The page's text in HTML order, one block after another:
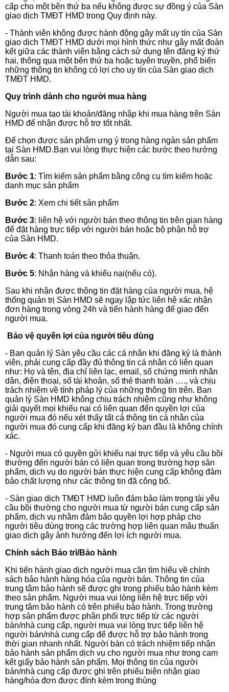
cấp cho một bên thứ ba nếu không được sự đồng ý của Sàn
giao dịch TMĐT HMD trong Quy định này.
- Thành viên không được hành động gây mất uy tín của Sàn
giao dịch TMĐT HMD dưới mọi hình thức như gây mất đoàn
kết giữa các thành viên bằng cách sử dụng tên đăng ký thứ
hai, thông qua một bên thứ ba hoặc tuyên truyền, phổ biến
những thông tin không có lợi cho uy tín của Sàn giao dịch
TMĐT HMD.
Quy trình dành cho người mua hàng
Người mua tạo tài khoản/đăng nhập khi mua hàng trên Sàn
HMD để nhận được hỗ trợ tốt nhất.
Để chọn được sản phẩm ưng ý trong hàng ngàn sản phẩm
tại Sàn HMD.Bạn vui lòng thực hiện các bước theo hướng
dẫn sau:
Bước 1: Tìm kiếm sản phẩm bằng công cụ tìm kiếm hoặc
danh mục sản phẩm
Bước 2: Xem chi tiết sản phẩm
Bước 3: liên hệ với người bán theo thông tin trên gian hàng
để đặt hàng trực tiếp với người bán hoặc bộ phận hỗ trợ
của Sàn HMD.
Bước 4: Thanh toán theo thỏa thuận.
Bước 5: Nhận hàng và khiếu nại(nếu có).
Sau khi nhận được thông tin đặt hàng của người mua, hệ
thống quản trị Sàn HMD sẽ ngay lập tức liên hệ xác nhận
đơn hàng trong vòng 24h và tiến hành hàng để giao đến
người mua.
Bảo vệ quyền lợi của người tiêu dùng
- Ban quản lý Sàn yêu cầu các cá nhân khi đăng ký là thành
viên, phải cung cấp đầy đủ thông tin cá nhân có liên quan
như: Họ và tên, địa chỉ liên lạc, email, số chứng minh nhân
dân, điện thoại, số tài khoản, số thẻ thanh toán …., và chịu
trách nhiệm về tính pháp lý của những thông tin trên. Ban
quản lý Sàn HMD không chịu trách nhiệm cũng như không
giải quyết mọi khiếu nại có liên quan đến quyền lợi của
người mua đó nếu xét thấy tất cả thông tin cá nhân của
người mua đó cung cấp khi đăng ký ban đầu là không chính
xác.
- Người mua có quyền gửi khiếu nại trực tiếp và yêu cầu bồi
thường đến người bán có liên quan trong trường hợp sản
phẩm, dịch vụ do người bán thực hiện cung cấp không đảm
bảo chất lượng như các thông tin đã công bố.
- Sàn giao dịch TMĐT HMD luôn đảm bảo làm trọng tài yêu
cầu bồi thường cho người mua từ người bán cung cấp sản
phẩm, dịch vụ nhằm đảm bảo quyền lợi hợp pháp cho
người tiêu dùng trong các trường hợp liên quan mâu thuẩn
giao dịch gây ảnh hưởng đến lợi ích người mua.
Chính sách Bảo trì/Bảo hành
Khi tiến hành giao dịch người mua cần tìm hiểu về chính
sách bảo hành hàng hóa của người bán. Thông tin của
trung tâm bảo hành sẽ được ghi trong phiếu bảo hành kèm
theo sản phẩm. Người mua vui lòng liên hệ trực tiếp với
trung tâm bảo hành có trên phiếu bảo hành. Trong trường
hợp sản phẩm được phân phối trực tiếp từ các người
bán/nhà cung cấp, người mua vui lòng trực tiếp liên hệ
người bán/nhà cung cấp để được hỗ trợ bảo hành trong
thời gian nhanh nhất. Người bán có trách nhiệm tiếp nhận
bảo hành sản phẩm dịch vụ cho người mua như trong cam
kết giấy bảo hành sản phẩm. Mọi thông tin của người
bán/nhà cung cấp được ghi trên phiếu biên nhận giao
hàng/hóa đơn được đính kèm trong thùng